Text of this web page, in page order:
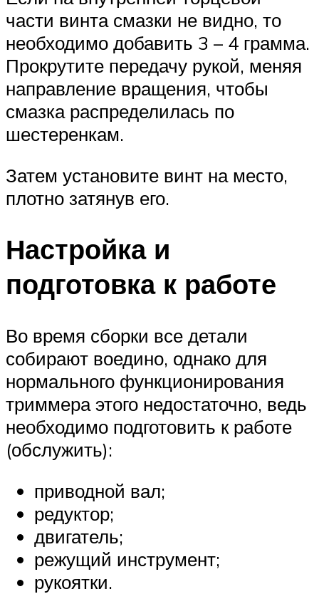
части винта смазки не видно, то
необходимо добавить 3 – 4 грамма.
Прокрутите передачу рукой, меняя
направление вращения, чтобы
смазка распределилась по
шестеренкам.
Затем установите винт на место,
плотно затянув его.
Настройка и
подготовка к работе
Во время сборки все детали
собирают воедино, однако для
нормального функционирования
триммера этого недостаточно, ведь
необходимо подготовить к работе
(обслужить):
приводной вал;
редуктор;
двигатель;
режущий инструмент;
рукоятки.